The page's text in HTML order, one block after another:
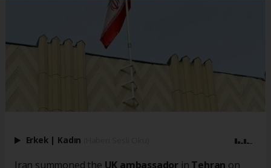
Erkek | Kadın
Iran summoned the UK ambassador in Tehran on